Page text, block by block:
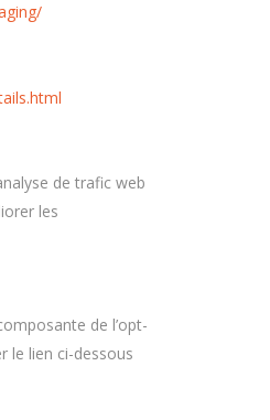
de trafic web
les
de l’opt-
le lien ci-dessous